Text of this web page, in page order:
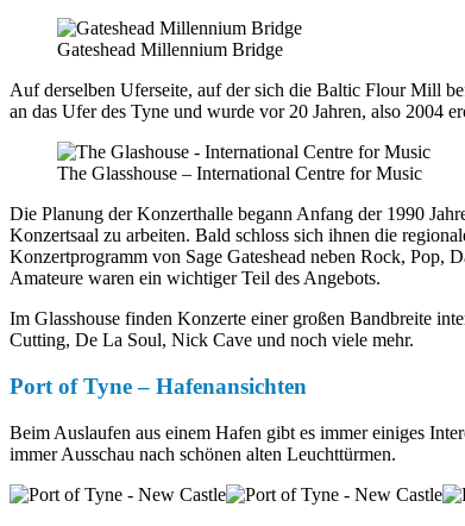
Gateshead Millennium Bridge
Auf derselben Uferseite, auf der sich die Baltic Flour Mill
an das Ufer des Tyne und wurde vor 20 Jahren, also 2004
The Glasshouse – International Centre for Music
Die Planung der Konzerthalle begann Anfang der 1990
Konzertsaal zu arbeiten. Bald schloss sich ihnen die
Konzertprogramm von Sage Gateshead neben Rock, Pop,
Amateure waren ein wichtiger Teil des Angebots.
Im Glasshouse finden Konzerte einer großen Bandbreite
Cutting, De La Soul, Nick Cave und noch viele mehr.
Port of Tyne – Hafenansichten
Beim Auslaufen aus einem Hafen gibt es immer einiges
immer Ausschau nach schönen alten Leuchttürmen.